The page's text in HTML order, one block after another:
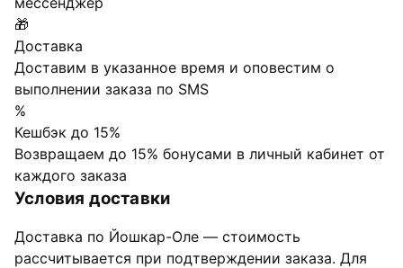
🎁
Доставка
Доставим в указанное время и оповестим о
выполнении заказа по SMS
%
Кешбэк до 15%
Возвращаем до 15% бонусами в личный кабинет от
каждого заказа
Условия доставки
Доставка по Йошкар-Оле — стоимость
рассчитывается при подтверждении заказа. Для